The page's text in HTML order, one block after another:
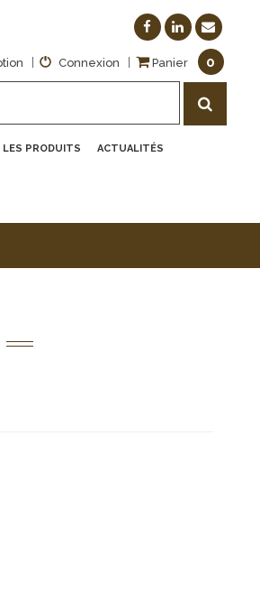
Connexion Panier 0
PRODUITS ACTUALITÉS